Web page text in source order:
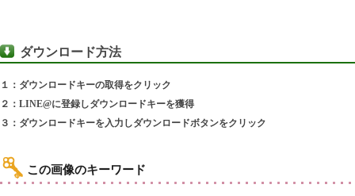
ダウンロード方法
１：ダウンロードキーの取得をクリック
２：LINE@に登録しダウンロードキーを獲得
３：ダウンロードキーを入力しダウンロードボタンをクリック
この画像のキーワード